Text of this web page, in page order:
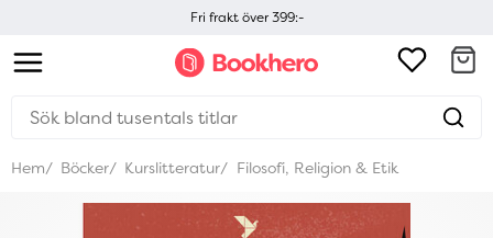
Fri frakt över 399:-
Hem Böcker Kurslitteratur Filosofi, Religion & Etik